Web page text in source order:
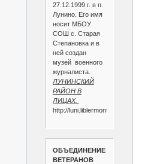
27.12.1999 г. в п.
Лунино. Его имя
носит МБОУ
СОШ с. Старая
Степановка и в
ней создан
музей военного
журналиста.
ЛУНИНСКИЙ
РАЙОН В
ЛИЦАХ.
http://luni.liblermont.ru/
ОБЪЕДИНЕНИЕ
ВЕТЕРАНОВ